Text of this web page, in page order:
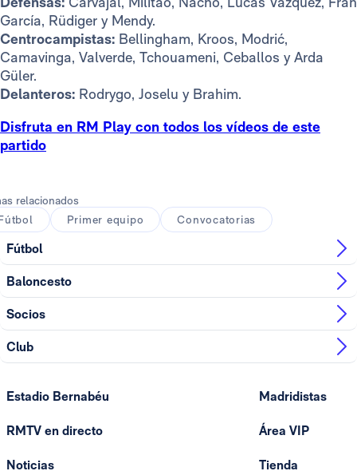
García, Rüdiger y Mendy.
Centrocampistas: Bellingham, Kroos, Modrić,
Camavinga, Valverde, Tchouameni, Ceballos y Arda
Güler.
Delanteros: Rodrygo, Joselu y Brahim.
Disfruta en RM Play con todos los vídeos de este
partido
relacionados
Primer equipo Convocatorias
Fútbol
Baloncesto
Socios
Club
Estadio Bernabéu
RMTV en directo
Noticias
Madridistas
Área VIP
Tienda